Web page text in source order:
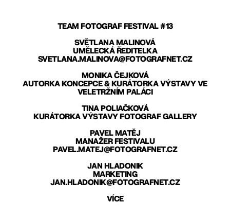
TEAM FOTOGRAF FESTIVAL #13
SVĚTLANA MALINOVÁ
UMĚLECKÁ ŘEDITELKA
SVETLANA.MALINOVA@FOTOGRAFNET.CZ
MONIKA ČEJKOVÁ
AUTORKA KONCEPCE & KURÁTORKA VÝSTAVY VE
VELETRŽNÍM PALÁCI
TINA POLIAČKOVÁ
KURÁTORKA VÝSTAVY FOTOGRAF GALLERY
PAVEL MATĚJ
MANAŽER FESTIVALU
PAVEL.MATEJ@FOTOGRAFNET.CZ
JAN HLADONIK
MARKETING
JAN.HLADONIK@FOTOGRAFNET.CZ
VÍCE